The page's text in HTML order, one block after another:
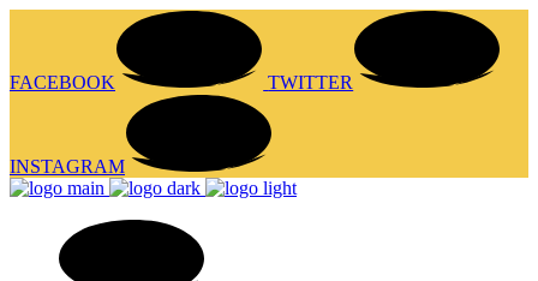
FACEBOOK TWITTER
INSTAGRAM